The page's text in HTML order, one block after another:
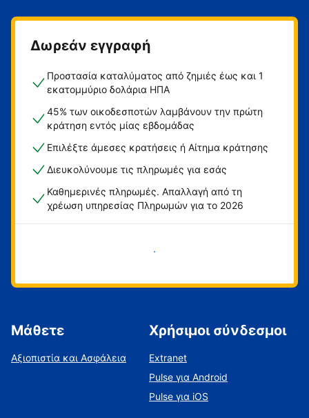
Δωρεάν εγγραφή
Προστασία καταλύματος από ζημιές έως και 1
εκατομμύριο δολάρια ΗΠΑ
45% των οικοδεσποτών λαμβάνουν την πρώτη
κράτηση εντός μίας εβδομάδας
Επιλέξτε άμεσες κρατήσεις ή Αίτημα κράτησης
Διευκολύνουμε τις πληρωμές για εσάς
Καθημερινές πληρωμές. Απαλλαγή από τη
χρέωση υπηρεσίας Πληρωμών για το 2026
Ξεκινήστε τώρα
Μάθετε
Αξιοπιστία και Ασφάλεια
Χρήσιμοι σύνδεσμοι
Extranet
Pulse για Android
Pulse για iOS